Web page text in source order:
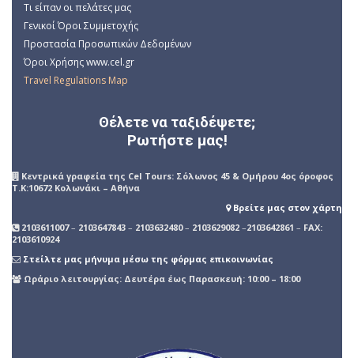
Τι είπαν οι πελάτες μας
Γενικοί Όροι Συμμετοχής
Προστασία Προσωπικών Δεδομένων
Όροι Χρήσης www.cel.gr
Travel Regulations Map
Θέλετε να ταξιδέψετε;
Ρωτήστε μας!
Kεντρικά γραφεία της Cel Tours: Σόλωνος 45 & Ομήρου 4ος όροφος
Τ.Κ:10672 Κολωνάκι – Αθήνα
Βρείτε μας στον χάρτη
2103611007– 2103647843 – 2103632480– 2103629082 –2103642861 – FAX:
2103610924
Στείλτε μας μήνυμα μέσω της φόρμας επικοινωνίας
Ωράριο λειτουργίας: Δευτέρα έως Παρασκευή: 10:00 – 18:00